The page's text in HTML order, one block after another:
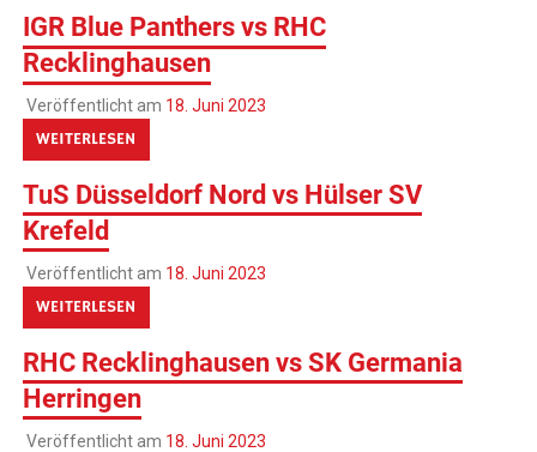
IGR Blue Panthers vs RHC
Recklinghausen
Veröffentlicht am 18. Juni 2023
WEITERLESEN
TuS Düsseldorf Nord vs Hülser SV
Krefeld
Veröffentlicht am 18. Juni 2023
WEITERLESEN
RHC Recklinghausen vs SK Germania
Herringen
Veröffentlicht am 18. Juni 2023